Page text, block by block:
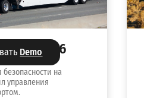
Demo №6
на
управления